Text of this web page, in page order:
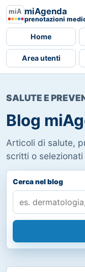
miAgenda
prenotazioni
Home
Area utenti
SALUTE E
Blog
Articoli di salute,
scritti o
Cerca nel blog